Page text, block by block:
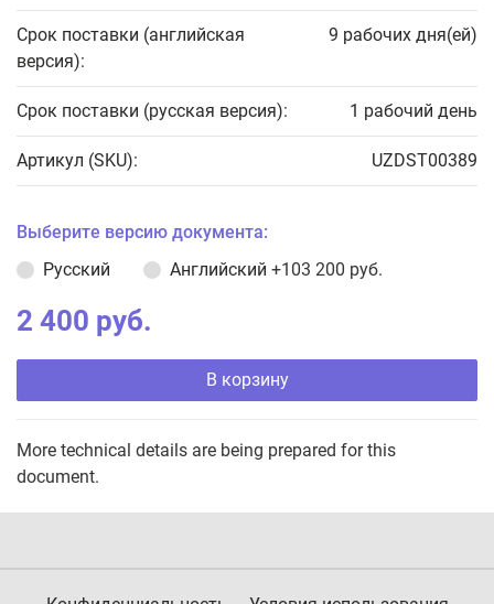
Срок поставки (английская
версия):
9 рабочих дня(ей)
Срок поставки (русская версия): 1 рабочий день
Артикул (SKU): UZDST00389
Выберите версию документа:
Русский
Английский +103 200 руб.
2 400 руб.
В корзину
More technical details are being prepared for this
document.